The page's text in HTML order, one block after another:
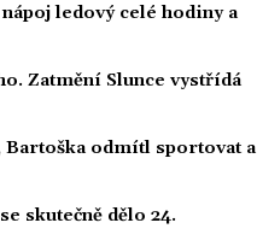
ledový celé hodiny a
Zatmění Slunce vystřídá
Bartoška odmítl sportovat a
skutečně dělo 24.